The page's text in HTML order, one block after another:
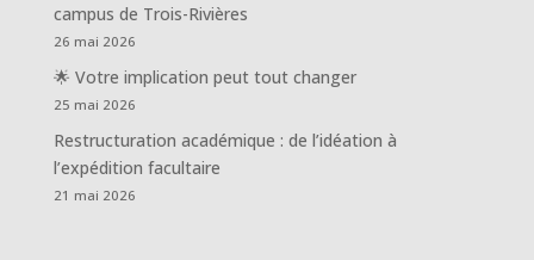
campus de Trois-Rivières
26 mai 2026
🌟 Votre implication peut tout changer
25 mai 2026
Restructuration académique : de l’idéation à
l’expédition facultaire
21 mai 2026